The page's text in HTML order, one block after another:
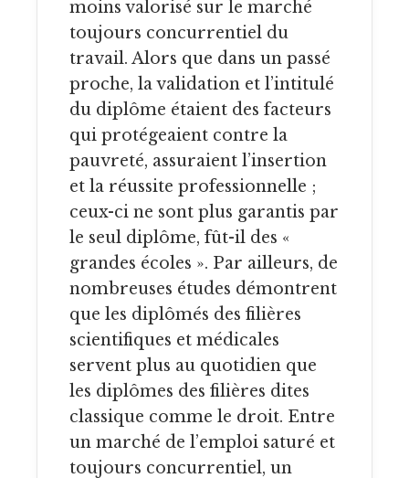
moins valorisé sur le marché
toujours concurrentiel du
travail. Alors que dans un passé
proche, la validation et l’intitulé
du diplôme étaient des facteurs
qui protégeaient contre la
pauvreté, assuraient l’insertion
et la réussite professionnelle ;
ceux-ci ne sont plus garantis par
le seul diplôme, fût-il des «
grandes écoles ». Par ailleurs, de
nombreuses études démontrent
que les diplômés des filières
scientifiques et médicales
servent plus au quotidien que
les diplômes des filières dites
classique comme le droit. Entre
un marché de l’emploi saturé et
toujours concurrentiel, un